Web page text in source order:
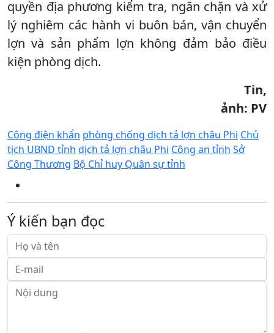
quyền địa phương kiểm tra, ngăn chặn và xử
lý nghiêm các hành vi buôn bán, vận chuyển
lợn và sản phẩm lợn không đảm bảo điều
kiện phòng dịch.
Tin,
ảnh: PV
Công điện khẩn phòng chống dịch tả lợn châu Phi Chủ
tịch UBND tỉnh dịch tả lợn châu Phi Công an tỉnh Sở
Công Thương Bộ Chỉ huy Quân sự tỉnh
Ý kiến bạn đọc